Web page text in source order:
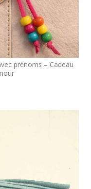
prénoms – Cadeau